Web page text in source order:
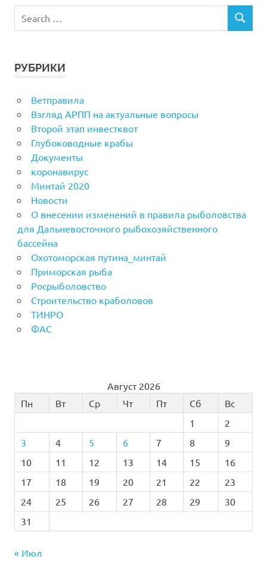
РУБРИКИ
Ветправила
Взгляд АРПП на актуальные вопросы
Второй этап инвестквот
Глубоководные крабы
Документы
коронавирус
Минтай 2020
Новости
О внесении изменений в правила рыболовства
для Дальневосточного рыбохозяйственного
бассейна
Охотоморская путина_минтай
Приморская рыба
Росрыболовство
Строительство краболовов
ТИНРО
ФАС
Август 2026
Пн
Вт Ср Чт Пт Сб
Вс
1
2
3
4 5 6 7 8
9
10
11 12 13 14 15
16
17
18 19 20 21 22
23
24
25 26 27 28 29
30
31
« Июл